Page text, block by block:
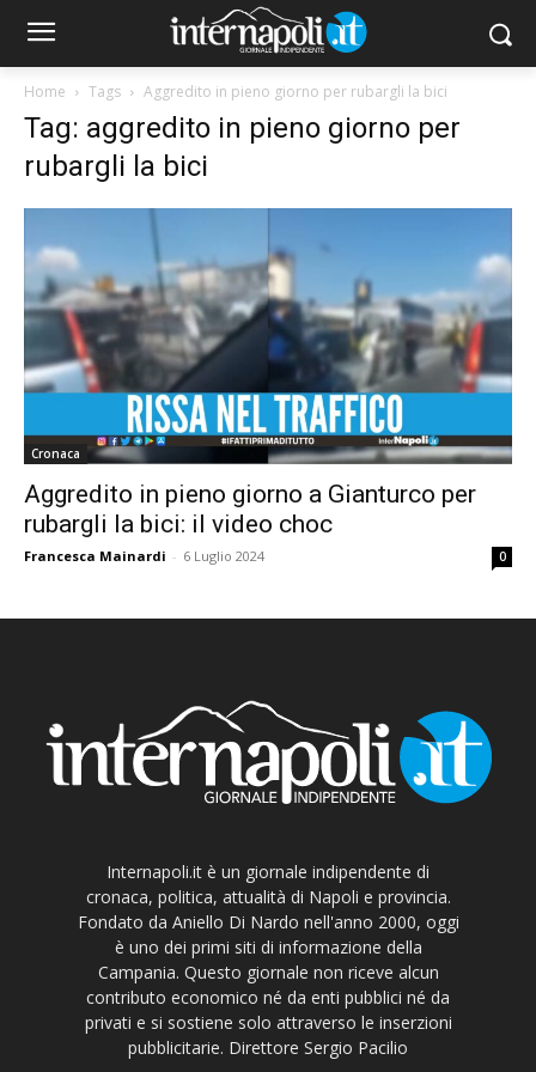
Home Tags Aggredito in pieno giorno per rubargli la bici
Tag: aggredito in pieno giorno per
rubargli la bici
Cronaca
Aggredito in pieno giorno a Gianturco per
rubargli la bici: il video choc
Francesca Mainardi - 6 Luglio 2024 0
Internapoli.it è un giornale indipendente di
cronaca, politica, attualità di Napoli e provincia.
Fondato da Aniello Di Nardo nell'anno 2000, oggi
è uno dei primi siti di informazione della
Campania. Questo giornale non riceve alcun
contributo economico né da enti pubblici né da
privati e si sostiene solo attraverso le inserzioni
pubblicitarie. Direttore Sergio Pacilio